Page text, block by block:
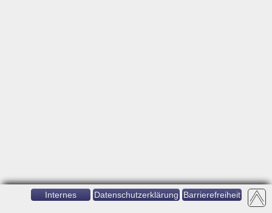
Internes Datenschutzerklärung Barrierefreiheit